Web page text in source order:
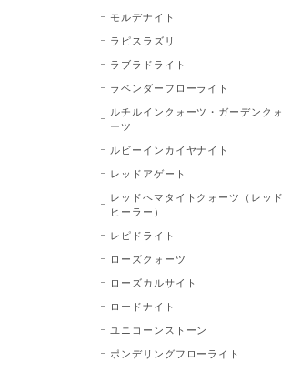
モルデナイト
ラピスラズリ
ラブラドライト
ラベンダーフローライト
ルチルインクォーツ・ガーデンクォ
ーツ
ルビーインカイヤナイト
レッドアゲート
レッドヘマタイトクォーツ（レッド
ヒーラー）
レピドライト
ローズクォーツ
ローズカルサイト
ロードナイト
ユニコーンストーン
ポンデリングフローライト